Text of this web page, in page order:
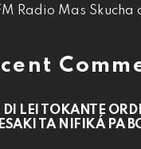
Radio Mas Skucha
DI LEI TOKANTE
TA NIFIKÁ PA